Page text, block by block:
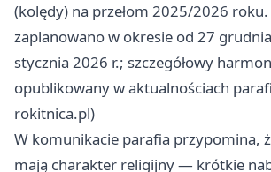
(kolędy) na przełom 2025/2026
zaplanowano w okresie od 27
stycznia 2026 r.; szczegółowy
opublikowany w aktualnościach
rokitnica.pl)
W komunikacie parafia przypomina,
mają charakter religijny — krótkie